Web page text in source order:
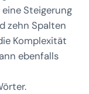
Steigerung
zehn Spalten
Komplexität
ebenfalls